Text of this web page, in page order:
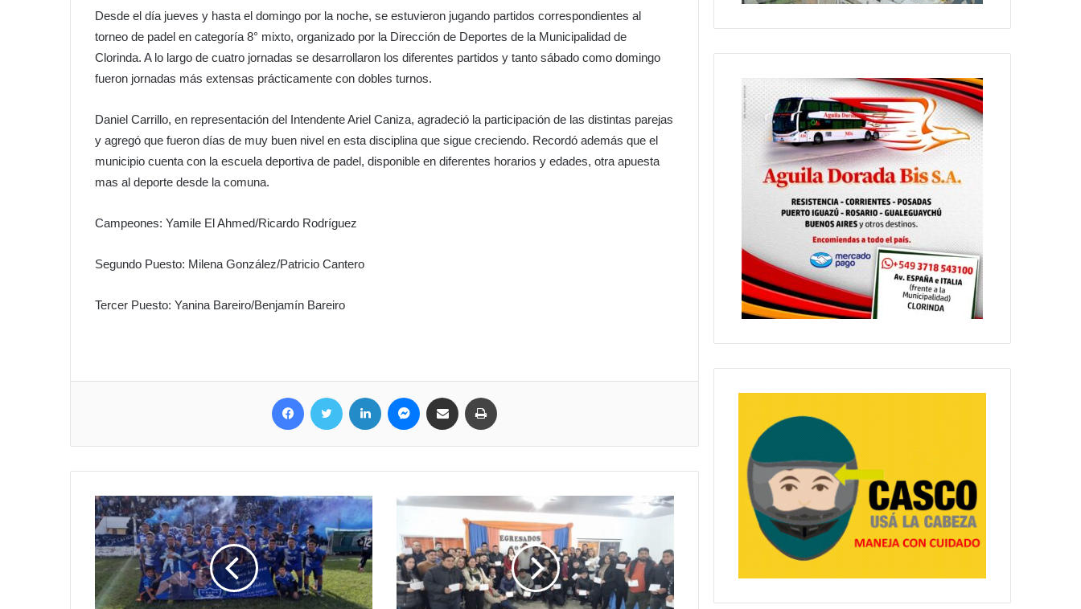
Desde el día jueves y hasta el domingo por la noche, se estuvieron jugando partidos correspondientes al
torneo de padel en categoría 8° mixto, organizado por la Dirección de Deportes de la Municipalidad de
Clorinda. A lo largo de cuatro jornadas se desarrollaron los diferentes partidos y tanto sábado como domingo
fueron jornadas más extensas prácticamente con dobles turnos.
Daniel Carrillo, en representación del Intendente Ariel Caniza, agradeció la participación de las distintas parejas
y agregó que fueron días de muy buen nivel en esta disciplina que sigue creciendo. Recordó además que el
municipio cuenta con la escuela deportiva de padel, disponible en diferentes horarios y edades, otra apuesta
mas al deporte desde la comuna.
Campeones: Yamile El Ahmed/Ricardo Rodríguez
Segundo Puesto: Milena González/Patricio Cantero
Tercer Puesto: Yanina Bareiro/Benjamín Bareiro